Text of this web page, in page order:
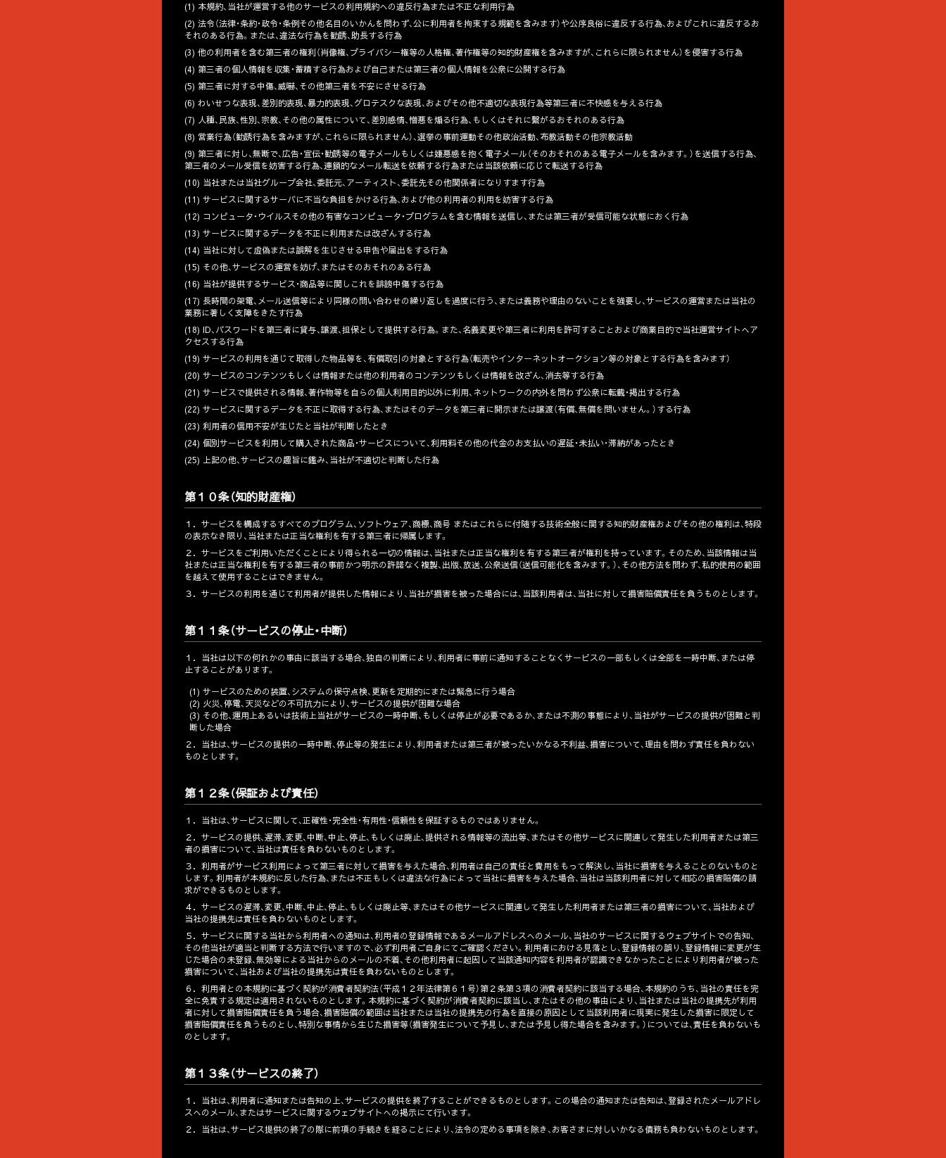
(1) 本規約、当社が運営する他のサービスの利用規約への違反行為または不正な利用行為
(2) 法令（法律・条約・政令・条例その他名目のいかんを問わず、公に利用者を拘束する規範を含みます）や公序良俗に違反する行為、およびこれに違反するお
それのある行為。または、違法な行為を勧誘、助長する行為
(3) 他の利用者を含む第三者の権利（肖像権、プライバシー権等の人格権、著作権等の知的財産権を含みますが、これらに限られません）を侵害する行為
(4) 第三者の個人情報を収集・蓄積する行為および自己または第三者の個人情報を公衆に公開する行為
(5) 第三者に対する中傷、威嚇、その他第三者を不安にさせる行為
(6) わいせつな表現、差別的表現、暴力的表現、グロテスクな表現、およびその他不適切な表現行為等第三者に不快感を与える行為
(7) 人種、民族、性別、宗教、その他の属性について、差別感情、憎悪を煽る行為、もしくはそれに繋がるおそれのある行為
(8) 営業行為（勧誘行為を含みますが、これらに限られません）、選挙の事前運動その他政治活動、布教活動その他宗教活動
(9) 第三者に対し、無断で、広告・宣伝・勧誘等の電子メールもしくは嫌悪感を抱く電子メール（そのおそれのある電子メールを含みます。）を送信する行為、
第三者のメール受信を妨害する行為、連鎖的なメール転送を依頼する行為または当該依頼に応じて転送する行為
(10) 当社または当社グループ会社、委託元、アーティスト、委託先その他関係者になりすます行為
(11) サービスに関するサーバに不当な負担をかける行為、および他の利用者の利用を妨害する行為
(12) コンピュータ・ウイルスその他の有害なコンピュータ・プログラムを含む情報を送信し、または第三者が受信可能な状態におく行為
(13) サービスに関するデータを不正に利用または改ざんする行為
(14) 当社に対して虚偽または誤解を生じさせる申告や届出をする行為
(15) その他、サービスの運営を妨げ、またはそのおそれのある行為
(16) 当社が提供するサービス・商品等に関しこれを誹謗中傷する行為
(17) 長時間の架電、メール送信等により同様の問い合わせの繰り返しを過度に行う、または義務や理由のないことを強要し、サービスの運営または当社の
業務に著しく支障をきたす行為
(18) ID、パスワードを第三者に貸与、譲渡、担保として提供する行為。また、名義変更や第三者に利用を許可することおよび商業目的で当社運営サイトへア
クセスする行為
(19) サービスの利用を通じて取得した物品等を、有償取引の対象とする行為（転売やインターネットオークション等の対象とする行為を含みます）
(20) サービスのコンテンツもしくは情報または他の利用者のコンテンツもしくは情報を改ざん、消去等する行為
(21) サービスで提供される情報、著作物等を自らの個人利用目的以外に利用、ネットワークの内外を問わず公衆に転載・掲出する行為
(22) サービスに関するデータを不正に取得する行為、またはそのデータを第三者に開示または譲渡（有償、無償を問いません。）する行為
(23) 利用者の信用不安が生じたと当社が判断したとき
(24) 個別サービスを利用して購入された商品・サービスについて、利用料その他の代金のお支払いの遅延・未払い・滞納があったとき
(25) 上記の他、サービスの趣旨に鑑み、当社が不適切と判断した行為
第１０条（知的財産権）
１． サービスを構成するすべてのプログラム、ソフトウェア、商標、商号 またはこれらに付随する技術全般に関する知的財産権およびその他の権利は、特段
の表示なき限り、当社または正当な権利を有する第三者に帰属します。
２． サービスをご利用いただくことにより得られる一切の情報は、当社または正当な権利を有する第三者が権利を持っています。そのため、当該情報は当
社または正当な権利を有する第三者の事前かつ明示の許諾なく複製、出版、放送、公衆送信（送信可能化を含みます。）、その他方法を問わず、私的使用の範囲
を越えて使用することはできません。
３． サービスの利用を通じて利用者が提供した情報により、当社が損害を被った場合には、当該利用者は、当社に対して損害賠償責任を負うものとします。
第１１条（サービスの停止・中断）
１． 当社は以下の何れかの事由に該当する場合、独自の判断により、利用者に事前に通知することなくサービスの一部もしくは全部を一時中断、または停
止することがあります。
(1) サービスのための装置、システムの保守点検、更新を定期的にまたは緊急に行う場合
(2) 火災、停電、天災などの不可抗力により、サービスの提供が困難な場合
(3) その他、運用上あるいは技術上当社がサービスの一時中断、もしくは停止が必要であるか、または不測の事態により、当社がサービスの提供が困難と判
断した場合
２． 当社は、サービスの提供の一時中断、停止等の発生により、利用者または第三者が被ったいかなる不利益、損害について、理由を問わず責任を負わない
ものとします。
第１２条（保証および責任）
１． 当社は、サービスに関して、正確性・完全性・有用性・信頼性を保証するものではありません。
２． サービスの提供、遅滞、変更、中断、中止、停止、もしくは廃止、提供される情報等の流出等、またはその他サービスに関連して発生した利用者または第三
者の損害について、当社は責任を負わないものとします。
３． 利用者がサービス利用によって第三者に対して損害を与えた場合、利用者は自己の責任と費用をもって解決し、当社に損害を与えることのないものと
します。利用者が本規約に反した行為、または不正もしくは違法な行為によって当社に損害を与えた場合、当社は当該利用者に対して相応の損害賠償の請
求ができるものとします。
４． サービスの遅滞、変更、中断、中止、停止、もしくは廃止等、またはその他サービスに関連して発生した利用者または第三者の損害について、当社および
当社の提携先は責任を負わないものとします。
５． サービスに関する当社から利用者への通知は、利用者の登録情報であるメールアドレスへのメール、当社のサービスに関するウェブサイトでの告知、
その他当社が適当と判断する方法で行いますので、必ず利用者ご自身にてご確認ください。利用者における見落とし、登録情報の誤り、登録情報に変更が生
じた場合の未登録、無効等による当社からのメールの不着、その他利用者に起因して当該通知内容を利用者が認識できなかったことにより利用者が被った
損害について、当社および当社の提携先は責任を負わないものとします。
６． 利用者との本規約に基づく契約が消費者契約法（平成１２年法律第６１号）第２条第３項の消費者契約に該当する場合、本規約のうち、当社の責任を完
全に免責する規定は適用されないものとします。本規約に基づく契約が消費者契約に該当し、またはその他の事由により、当社または当社の提携先が利用
者に対して損害賠償責任を負う場合、損害賠償の範囲は当社または当社の提携先の行為を直接の原因として当該利用者に現実に発生した損害に限定して
損害賠償責任を負うものとし、特別な事情から生じた損害等（損害発生について予見し、または予見し得た場合を含みます。）については、責任を負わないも
のとします。
第１３条（サービスの終了）
１． 当社は、利用者に通知または告知の上、サービスの提供を終了することができるものとします。この場合の通知または告知は、登録されたメールアドレ
スへのメール、またはサービスに関するウェブサイトへの掲示にて行います。
２． 当社は、サービス提供の終了の際に前項の手続きを経ることにより、法令の定める事項を除き、お客さまに対しいかなる債務も負わないものとします。